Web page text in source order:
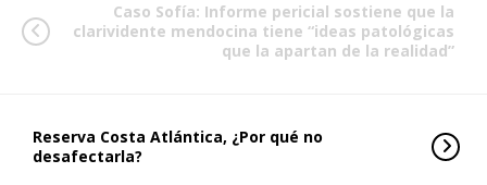
Caso Sofía: Informe pericial sostiene que la
clarividente mendocina tiene “ideas patológicas
que la apartan de la realidad”
Reserva Costa Atlántica, ¿Por qué no
desafectarla?